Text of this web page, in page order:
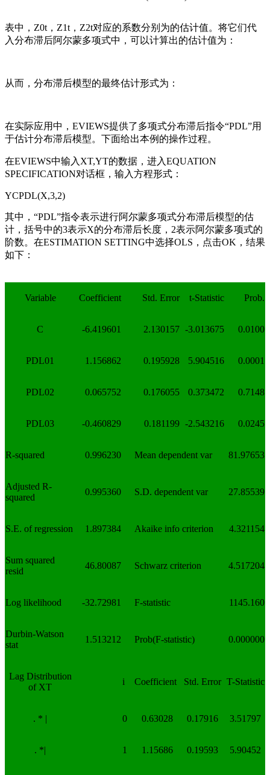
表中，Z0t，Z1t，Z2t对应的系数分别为的估计值。将它们代
入分布滞后阿尔蒙多项式中，可以计算出的估计值为：
从而，分布滞后模型的最终估计形式为：
在实际应用中，EVIEWS提供了多项式分布滞后指令“PDL”用
于估计分布滞后模型。下面给出本例的操作过程。
在EVIEWS中输入XT,YT的数据，进入EQUATION
SPECIFICATION对话框，输入方程形式：
YCPDL(X,3,2)
其中，“PDL”指令表示进行阿尔蒙多项式分布滞后模型的估
计，括号中的3表示X的分布滞后长度，2表示阿尔蒙多项式的
阶数。在ESTIMATION SETTING中选择OLS，点击OK，结果
如下：
Variable Coefficient Std. Error t-Statistic Prob.
C -6.419601 2.130157 -3.013675 0.0100
PDL01 1.156862 0.195928 5.904516 0.0001
PDL02 0.065752 0.176055 0.373472 0.7148
PDL03 -0.460829 0.181199 -2.543216 0.0245
R-squared 0.996230 Mean dependent var 81.97653
Adjusted R-
squared
0.995360 S.D. dependent var 27.85539
S.E. of regression 1.897384 Akaike info criterion 4.321154
Sum squared
resid
46.80087 Schwarz criterion 4.517204
Log likelihood -32.72981 F-statistic 1145.160
Durbin-Watson
stat
1.513212 Prob(F-statistic) 0.000000
Lag Distribution
of XT
i Coefficient Std. Error T-Statistic
. * | 0 0.63028 0.17916 3.51797
. *| 1 1.15686 0.19593 5.90452